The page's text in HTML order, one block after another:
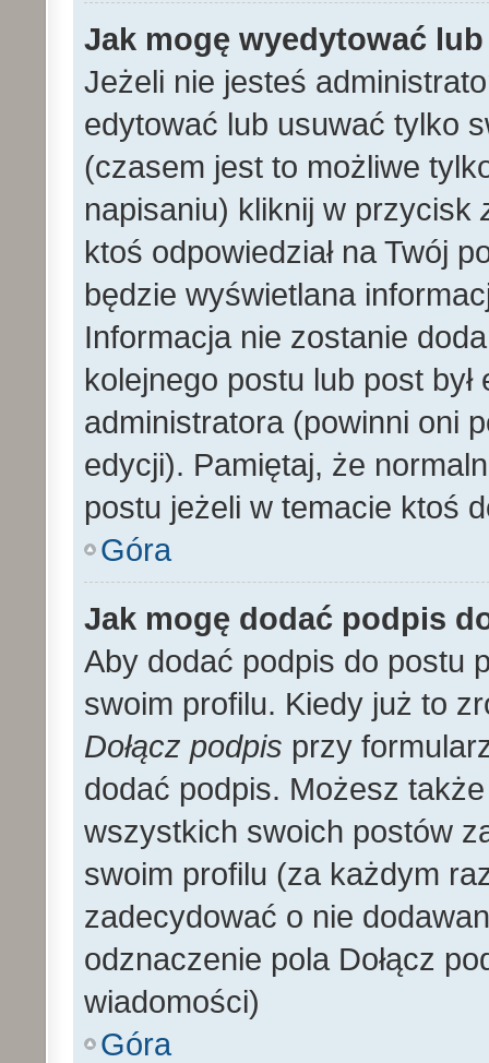
Jak mogę wyedytować
Jeżeli nie jesteś
edytować lub usuwać tylko
(czasem jest to możliwe
napisaniu) kliknij w przycisk
ktoś odpowiedział na Twój
będzie wyświetlana
Informacja nie zostanie
kolejnego postu lub post
administratora (powinni oni
edycji). Pamiętaj, że
postu jeżeli w temacie ktoś
Góra
Jak mogę dodać podpis
Aby dodać podpis do postu
swoim profilu. Kiedy już to
Dołącz podpis przy
dodać podpis. Możesz
wszystkich swoich postów
swoim profilu (za każdym
zadecydować o nie
odznaczenie pola Dołącz
wiadomości)
Góra